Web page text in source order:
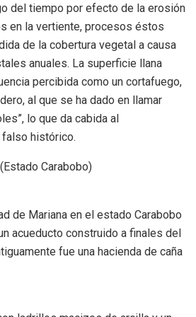
del tiempo por efecto de la erosión
en la vertiente, procesos éstos
de la cobertura vegetal a causa
anuales. La superficie llana
percibida como un cortafuego,
al que se ha dado en llamar
lo que da cabida al
histórico.
Carabobo)
de Mariana en el estado Carabobo
acueducto construido a finales del
fue una hacienda de caña